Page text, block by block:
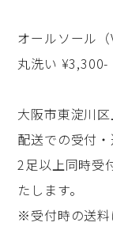
オールソール
丸洗い ¥3,300-
大阪市東淀川
配送での受付・
2足以上同時受
たします。
※受付時の送料